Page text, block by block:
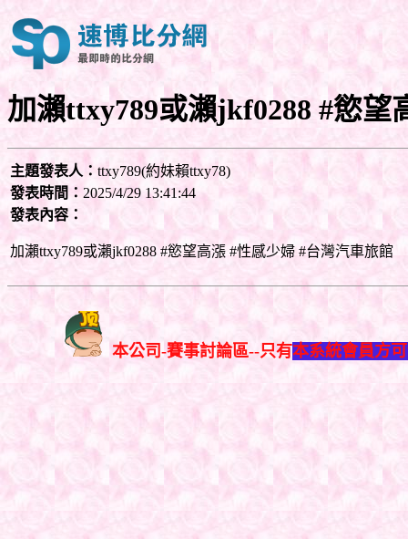
加瀨ttxy789或瀨jkf0288 #慾望
主題發表人： ttxy789(約妹賴ttxy78)
發表時間： 2025/4/29 13:41:44
發表內容：
加瀨ttxy789或瀨jkf0288 #慾望高漲 #性感少婦 #台灣汽車旅館
本公司-賽事討論區--只有本系統會員方